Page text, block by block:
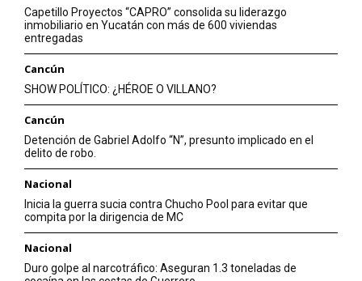
Capetillo Proyectos “CAPRO” consolida su liderazgo
inmobiliario en Yucatán con más de 600 viviendas
entregadas
Cancún
SHOW POLÍTICO: ¿HÉROE O VILLANO?
Cancún
Detención de Gabriel Adolfo “N”, presunto implicado en el
delito de robo.
Nacional
Inicia la guerra sucia contra Chucho Pool para evitar que
compita por la dirigencia de MC
Nacional
Duro golpe al narcotráfico: Aseguran 1.3 toneladas de